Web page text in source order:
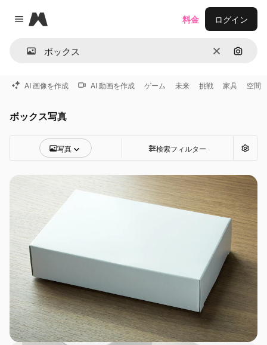
Close menu
Magnific
消去 画像で
料金 ログイン
AI 画像を作成 AI 動画を作成 ゲーム 未来 挑戦 家具 空間
ボックス写真
写真 検索フィルター